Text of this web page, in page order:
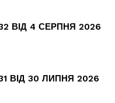
ВІД 4 СЕРПНЯ 2026
ВІД 30 ЛИПНЯ 2026